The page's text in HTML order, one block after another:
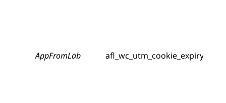
AppFromLab afl_wc_utm_cookie_expiry